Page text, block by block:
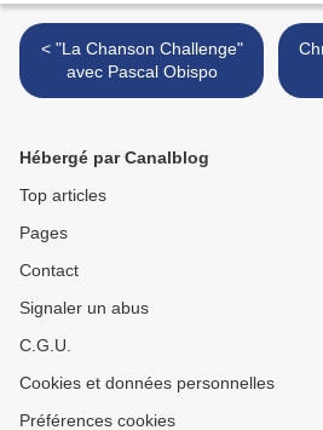
< "La Chanson Challenge"
avec Pascal Obispo
Hébergé par Canalblog
Top articles
Pages
Contact
Signaler un abus
C.G.U.
Cookies et données personnelles
Préférences cookies